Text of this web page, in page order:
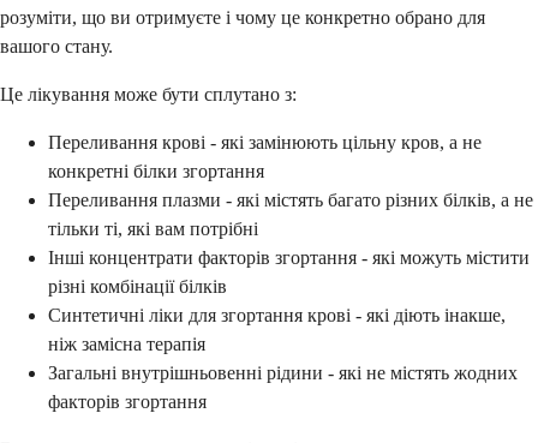
розуміти, що ви отримуєте і чому це конкретно обрано для
вашого стану.
Це лікування може бути сплутано з:
Переливання крові - які замінюють цільну кров, а не
конкретні білки згортання
Переливання плазми - які містять багато різних білків, а не
тільки ті, які вам потрібні
Інші концентрати факторів згортання - які можуть містити
різні комбінації білків
Синтетичні ліки для згортання крові - які діють інакше,
ніж замісна терапія
Загальні внутрішньовенні рідини - які не містять жодних
факторів згортання